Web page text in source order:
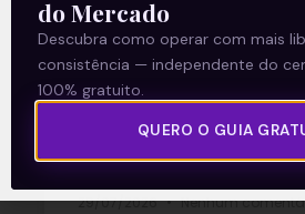
apresentou resultados fortes
crescimento nas principais
balanço. A receita líquida
bilhões de
READ MORE »
29/07/2026 Nenhum
do Mercado
Descubra como operar com mais
consistência — independente do
100% gratuito.
QUERO O GUIA